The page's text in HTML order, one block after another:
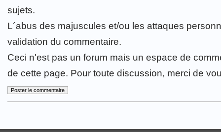
sujets.
L´abus des majuscules et/ou les attaques
validation du commentaire.
Ceci n'est pas un forum mais un espace de
de cette page. Pour toute discussion, merci de